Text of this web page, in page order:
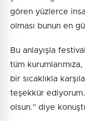
gören yüzlerce
olması bunun en
Bu anlayışla
tüm
bir sıcaklıkla
teşekkür ediyorum.
olsun.” diye